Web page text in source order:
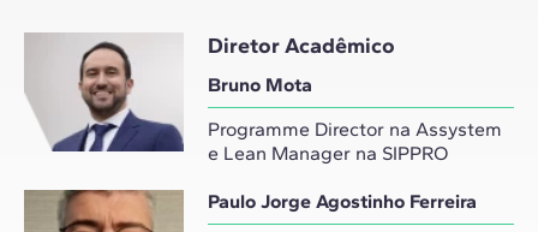
Diretor Acadêmico
Bruno Mota
Programme Director na Assystem
e Lean Manager na SIPPRO
Paulo Jorge Agostinho Ferreira